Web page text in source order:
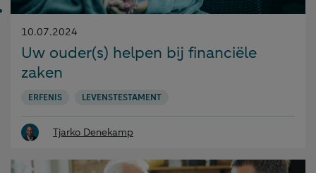
Gepubliceerd
op:
10.07.2024
Uw ouder(s) helpen bij financiële
zaken
ERFENIS LEVENSTESTAMENT
Tjarko Denekamp